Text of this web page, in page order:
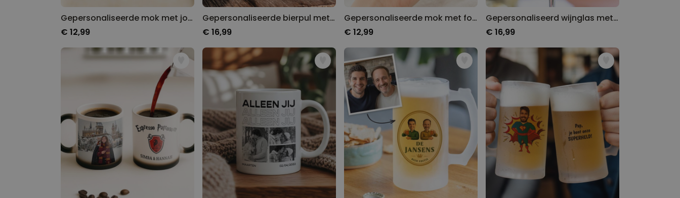
Gepersonaliseerde mok met jouw tekening
€ 12,99
Gepersonaliseerde bierpul met gravure
€ 16,99
Gepersonaliseerde mok met foto en 3 regels
€ 12,99
Gepersonaliseerd wijnglas met naam en jaartal
€ 16,99